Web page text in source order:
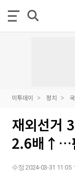
이투데이 정치
재외선거
2.6배↑…
수정 2024-03-31 11:05